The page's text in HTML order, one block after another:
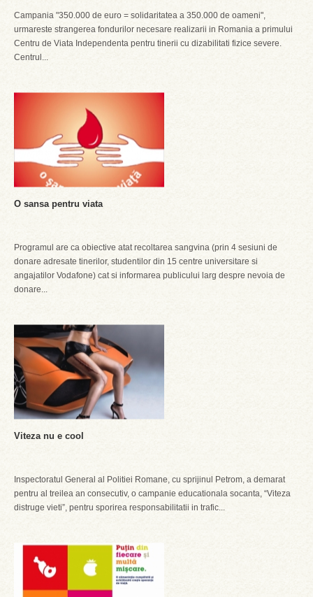
Campania "350.000 de euro = solidaritatea a 350.000 de oameni",
urmareste strangerea fondurilor necesare realizarii in Romania a primului
Centru de Viata Independenta pentru tinerii cu dizabilitati fizice severe.
Centrul...
O sansa pentru viata
Programul are ca obiective atat recoltarea sangvina (prin 4 sesiuni de
donare adresate tinerilor, studentilor din 15 centre universitare si
angajatilor Vodafone) cat si informarea publicului larg despre nevoia de
donare...
Viteza nu e cool
Inspectoratul General al Politiei Romane, cu sprijinul Petrom, a demarat
pentru al treilea an consecutiv, o campanie educationala socanta, “Viteza
distruge vieti”, pentru sporirea responsabilitatii in trafic...